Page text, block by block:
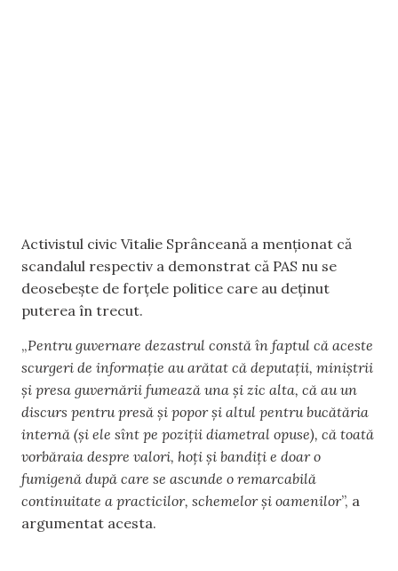
Activistul civic Vitalie Sprânceană a menționat că
scandalul respectiv a demonstrat că PAS nu se
deosebește de forțele politice care au deținut
puterea în trecut.
„Pentru guvernare dezastrul constă în faptul că aceste
scurgeri de informație au arătat că deputații, miniștrii
și presa guvernării fumează una și zic alta, că au un
discurs pentru presă și popor și altul pentru bucătăria
internă (și ele sînt pe poziții diametral opuse), că toată
vorbăraia despre valori, hoți și bandiți e doar o
fumigenă după care se ascunde o remarcabilă
continuitate a practicilor, schemelor și oamenilor”, a
argumentat acesta.